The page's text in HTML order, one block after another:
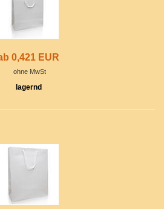
0,421 EUR
ohne MwSt
lagernd